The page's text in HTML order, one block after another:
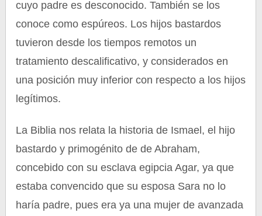
cuyo padre es desconocido. También se los
conoce como espúreos. Los hijos bastardos
tuvieron desde los tiempos remotos un
tratamiento descalificativo, y considerados en
una posición muy inferior con respecto a los hijos
legítimos.
La Biblia nos relata la historia de Ismael, el hijo
bastardo y primogénito de de Abraham,
concebido con su esclava egipcia Agar, ya que
estaba convencido que su esposa Sara no lo
haría padre, pues era ya una mujer de avanzada